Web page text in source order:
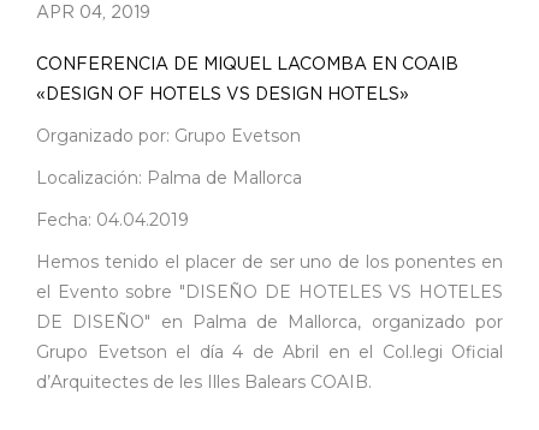
APR 04, 2019
CONFERENCIA DE MIQUEL LACOMBA EN COAIB
«DESIGN OF HOTELS VS DESIGN HOTELS»
Organizado por: Grupo Evetson
Localización: Palma de Mallorca
Fecha: 04.04.2019
Hemos tenido el placer de ser uno de los ponentes en
el Evento sobre "DISEÑO DE HOTELES VS HOTELES
DE DISEÑO" en Palma de Mallorca, organizado por
Grupo Evetson el día 4 de Abril en el Col.legi Oficial
d’Arquitectes de les Illes Balears COAIB.